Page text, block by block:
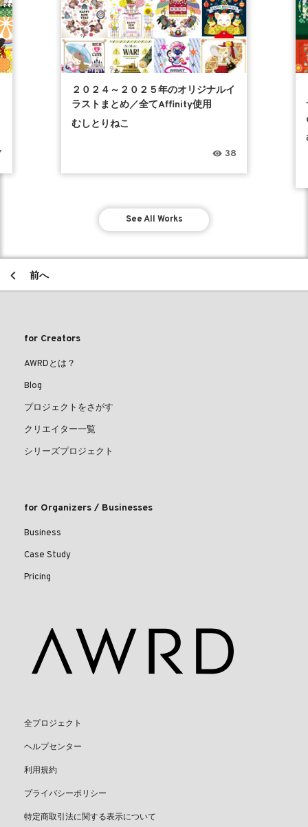
２０２４～２０２５年のオリジナルイ
ラストまとめ／全てAffinity使用
むしとりねこ
38
See All Works
前へ
for Creators
AWRDとは？
Blog
プロジェクトをさがす
クリエイター一覧
シリーズプロジェクト
for Organizers / Businesses
Business
Case Study
Pricing
全プロジェクト
ヘルプセンター
利用規約
プライバシーポリシー
特定商取引法に関する表示について